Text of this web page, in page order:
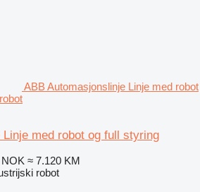
ABB Automasjonslinje Linje med robot
med robot og full styring
≈ 7.120 KM
robot